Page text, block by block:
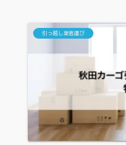
引っ越し業者選び